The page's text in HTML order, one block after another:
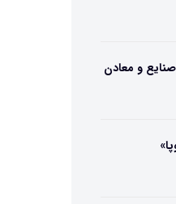
صنایع و معادن